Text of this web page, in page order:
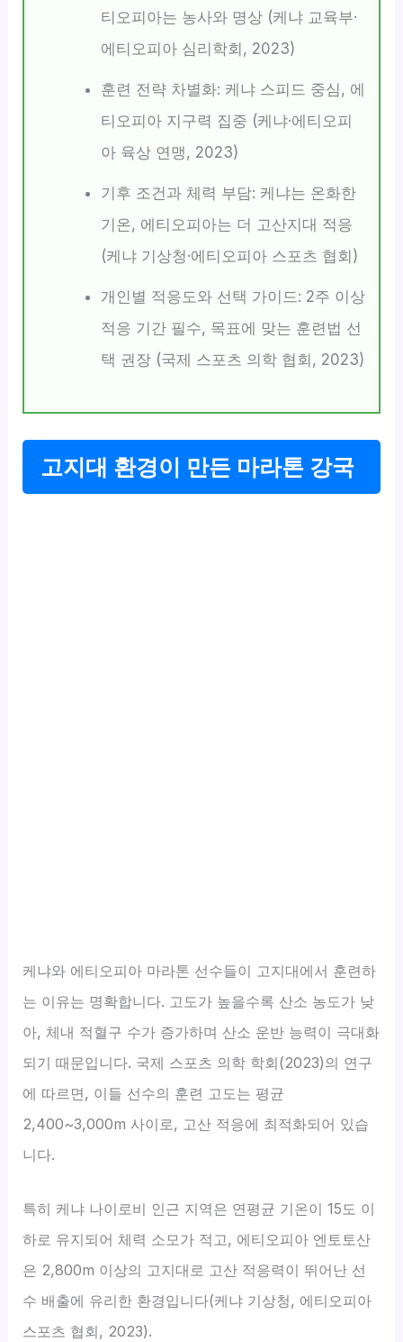
티오피아는 농사와 명상 (케냐 교육부·
에티오피아 심리학회, 2023)
훈련 전략 차별화: 케냐 스피드 중심, 에
티오피아 지구력 집중 (케냐·에티오피
아 육상 연맹, 2023)
기후 조건과 체력 부담: 케냐는 온화한
기온, 에티오피아는 더 고산지대 적응
(케냐 기상청·에티오피아 스포츠 협회)
개인별 적응도와 선택 가이드: 2주 이상
적응 기간 필수, 목표에 맞는 훈련법 선
택 권장 (국제 스포츠 의학 협회, 2023)
고지대 환경이 만든 마라톤 강국
케냐와 에티오피아 마라톤 선수들이 고지대에서 훈련하
는 이유는 명확합니다. 고도가 높을수록 산소 농도가 낮
아, 체내 적혈구 수가 증가하며 산소 운반 능력이 극대화
되기 때문입니다. 국제 스포츠 의학 학회(2023)의 연구
에 따르면, 이들 선수의 훈련 고도는 평균
2,400~3,000m 사이로, 고산 적응에 최적화되어 있습
니다.
특히 케냐 나이로비 인근 지역은 연평균 기온이 15도 이
하로 유지되어 체력 소모가 적고, 에티오피아 엔토토산
은 2,800m 이상의 고지대로 고산 적응력이 뛰어난 선
수 배출에 유리한 환경입니다(케냐 기상청, 에티오피아
스포츠 협회, 2023).